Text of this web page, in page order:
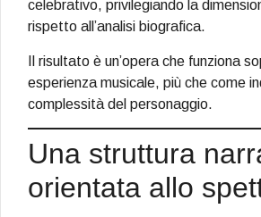
celebrativo, privilegiando la
rispetto all’analisi biografica.
Il risultato è un’opera che funziona
esperienza musicale, più che come
complessità del personaggio.
Una struttura
orientata allo